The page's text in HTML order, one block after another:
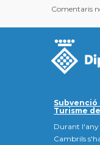
Comentaris
Turisme
Durant l'any
Cambrils